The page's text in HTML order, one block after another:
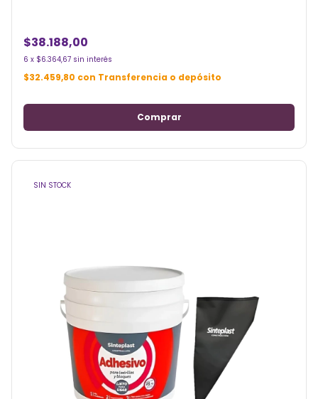
$38.188,00
6 x $6.364,67 sin interés
$32.459,80 con Transferencia o depósito
SIN STOCK